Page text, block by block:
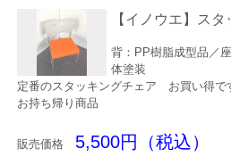
【イノウエ】ス
背：PP樹脂成型品／
体塗装
定番のスタッキングチェア お買い得で
お持ち帰り商品
販売価格 5,500円（税込）